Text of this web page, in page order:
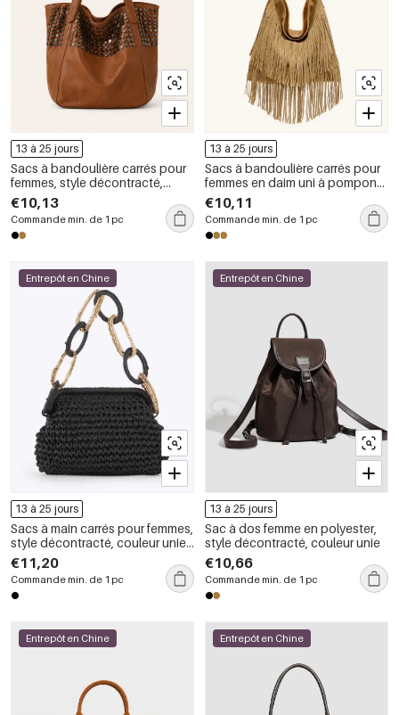
13 à 25 jours
Sacs à bandoulière carrés pour
femmes, style décontracté,
ornés de clous métalliques et de
rivets, couleur unie, en PU de
qualité supérieure.
€10,13
Commande min. de 1 pc
13 à 25 jours
Sacs à bandoulière carrés pour
femmes en daim uni à pompons
style bohème
€10,11
Commande min. de 1 pc
Entrepôt en Chine
13 à 25 jours
Sacs à main carrés pour femmes,
style décontracté, couleur unie,
en papier tissé
€11,20
Commande min. de 1 pc
Entrepôt en Chine
13 à 25 jours
Sac à dos femme en polyester,
style décontracté, couleur unie
€10,66
Commande min. de 1 pc
Entrepôt en Chine Entrepôt en Chine